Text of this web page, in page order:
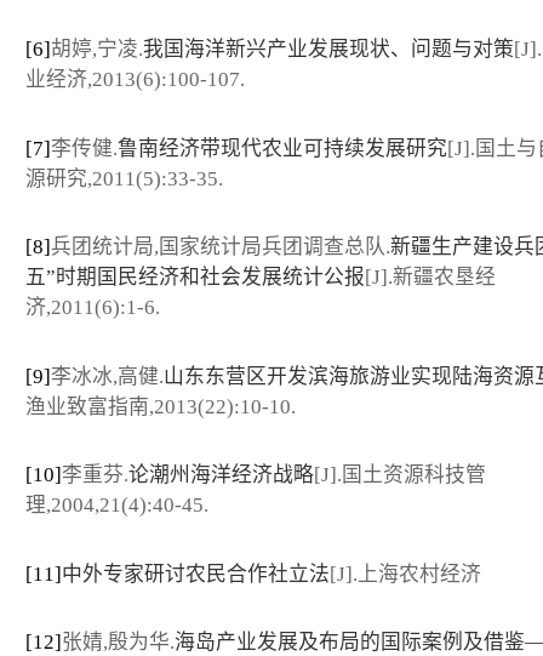
[6]胡婷,宁凌.我国海洋新兴产业发展现状、问题与对策
业经济,2013(6):100-107.
[7]李传健.鲁南经济带现代农业可持续发展研究[J].国土与
源研究,2011(5):33-35.
[8]兵团统计局,国家统计局兵团调查总队.新疆生产建设兵
五”时期国民经济和社会发展统计公报[J].新疆农垦经
济,2011(6):1-6.
[9]李冰冰,高健.山东东营区开发滨海旅游业实现陆海资源
渔业致富指南,2013(22):10-10.
[10]李重芬.论潮州海洋经济战略[J].国土资源科技管
理,2004,21(4):40-45.
[11]中外专家研讨农民合作社立法[J].上海农村经济
[12]张婧,殷为华.海岛产业发展及布局的国际案例及借